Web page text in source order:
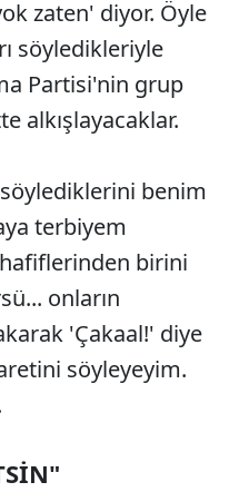
zaten' diyor. Öyle
söyledikleriyle
Partisi'nin grup
alkışlayacaklar.
benim
terbiyem
birini
onların
'Çakaal!' diye
söyleyeyim.